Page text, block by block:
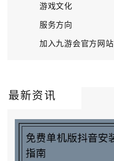
游戏文化
服务方向
加入九游会官方网站
最新资讯